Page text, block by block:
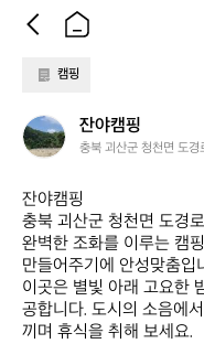
캠핑
잔
야
핑
잔야캠핑
충북 괴산군 청천면 도
잔야캠핑
충북 괴산군 청천면 도경
완벽한 조화를 이루는 캠
만들어주기에 안성맞춤입
이곳은 별빛 아래 고요한
공합니다. 도시의 소음에
끼며 휴식을 취해 보세요.